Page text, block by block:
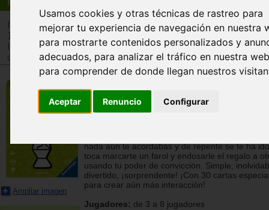
Usamos cookies y otras técnicas de rastreo para
mejorar tu experiencia de navegación en nuestra
para mostrarte contenidos personalizados y
adecuados, para analizar el tráfico en nuestra
para comprender de donde llegan nuestros
Aceptar Renuncio Configurar
Registro
>Tienda>Juguetes infantiles>Juguetes por edad>
12 años
>Tienda>Juguetes infantiles>Juguetes por tipo >
cooperativos
Ampliar imagen
Eso no es un sombrero. (That's
a hat). Verde
nada aún te acordabas y de repente se te ha
toca marcarte un farol y endosarle el regalo a
usando tu poder de convicción. Simple,
divertido, ¡sorprendente! ¡Con 30 cartas
para crear aún más interacción!
Jugadores: de 3 a 8 jugadores